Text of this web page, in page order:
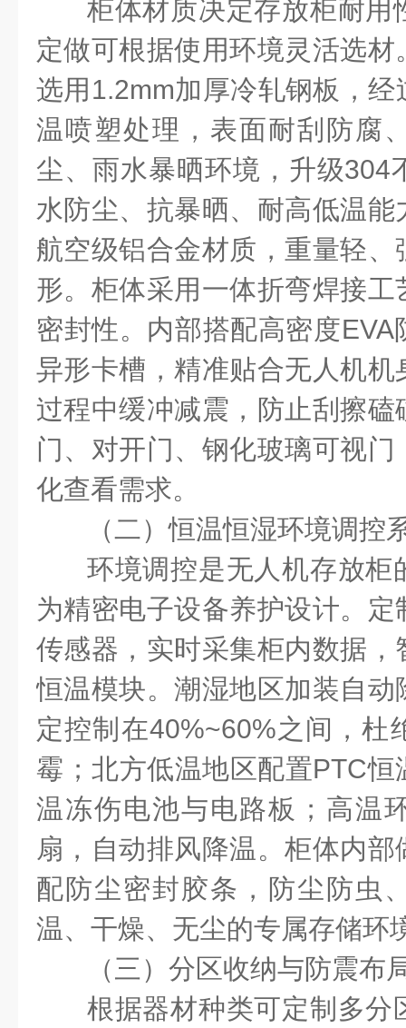
柜体材质决定存放柜耐用
定做可根据使用环境灵活选
选用 1.2mm加厚冷轧钢板，
温喷塑处理，表面耐刮防腐
尘、雨水暴晒环境，升级304
水防尘、抗暴晒、耐高低温
航空级铝合金材质，重量轻
形。柜体采用一体折弯焊接
密封性。内部搭配高密度EVA
异形卡槽，精准贴合无人机
过程中缓冲减震，防止刮擦
门、对开门、钢化玻璃可视
化查看需求。
（二）恒温恒湿环境调控
环境调控是无人机存放柜
为精密电子设备养护设计。
传感器，实时采集柜内数据
恒温模块。潮湿地区加装自
定控制在40%~60%之间，杜
霉；北方低温地区配置PTC恒
温冻伤电池与电路板；高温
扇，自动排风降温。柜体内
配防尘密封胶条，防尘防虫
温、干燥、无尘的专属存储环
（三）分区收纳与防震布
根据器材种类可定制多分